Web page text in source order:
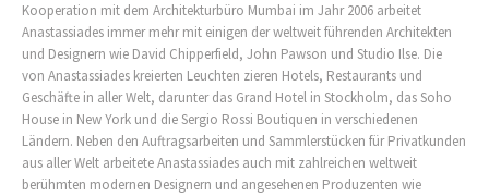
Kooperation mit dem Architekturbüro Mumbai im Jahr 2006 arbeitet
Anastassiades immer mehr mit einigen der weltweit führenden Architekten
und Designern wie David Chipperfield, John Pawson und Studio Ilse. Die
von Anastassiades kreierten Leuchten zieren Hotels, Restaurants und
Geschäfte in aller Welt, darunter das Grand Hotel in Stockholm, das Soho
House in New York und die Sergio Rossi Boutiquen in verschiedenen
Ländern. Neben den Auftragsarbeiten und Sammlerstücken für Privatkunden
aus aller Welt arbeitete Anastassiades auch mit zahlreichen weltweit
berühmten modernen Designern und angesehenen Produzenten wie